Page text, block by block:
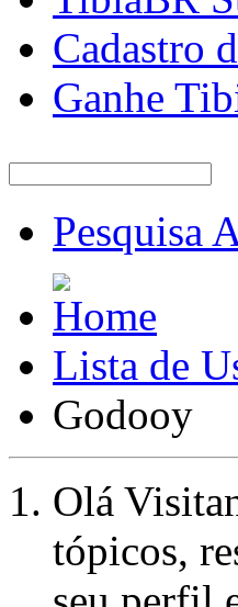
Cadastro
Ganhe
Pesquisa
Lista de
Godooy
Olá
tópicos,